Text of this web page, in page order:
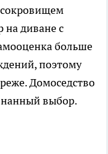
на диване с
больше
поэтому
Домоседство
выбор.